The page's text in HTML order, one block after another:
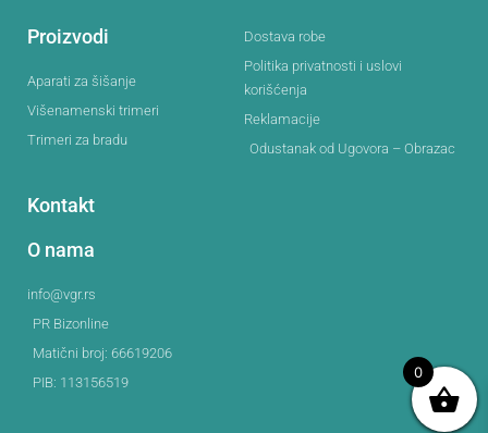
Proizvodi
Aparati za šišanje
Višenamenski trimeri
Trimeri za bradu
Dostava robe
Politika privatnosti i uslovi
korišćenja
Reklamacije
Odustanak od Ugovora – Obrazac
Kontakt
O nama
info@vgr.rs
PR Bizonline
Matični broj: 66619206
PIB: 113156519
0